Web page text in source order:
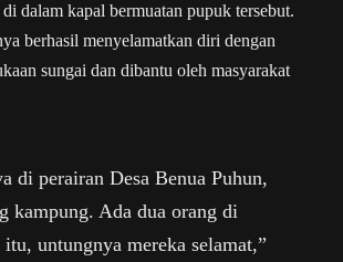
dalam kapal bermuatan pupuk tersebut.
berhasil menyelamatkan diri dengan
sungai dan dibantu oleh masyarakat
di perairan Desa Benua Puhun,
kampung. Ada dua orang di
untungnya mereka selamat,”